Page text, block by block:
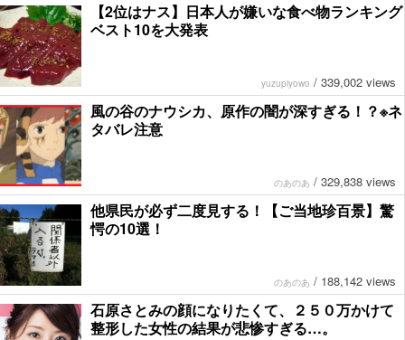
【2位はナス】日本人が嫌いな食べ物ランキング
ベスト10を大発表
yuzupiyowo / 339,002 views
風の谷のナウシカ、原作の闇が深すぎる！？※ネ
タバレ注意
のあのあ / 329,838 views
他県民が必ず二度見する！【ご当地珍百景】驚
愕の10選！
のあのあ / 188,142 views
石原さとみの顔になりたくて、２５０万かけて
整形した女性の結果が悲惨すぎる…。